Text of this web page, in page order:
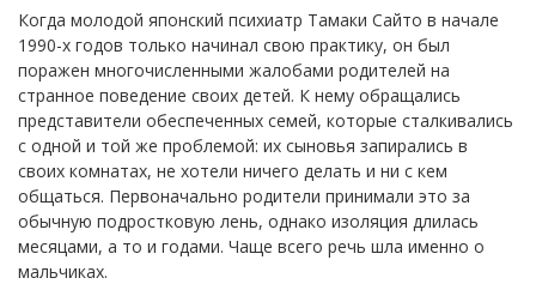
Когда молодой японский психиатр Тамаки Сайто в начале
1990-х годов только начинал свою практику, он был
поражен многочисленными жалобами родителей на
странное поведение своих детей. К нему обращались
представители обеспеченных семей, которые сталкивались
с одной и той же проблемой: их сыновья запирались в
своих комнатах, не хотели ничего делать и ни с кем
общаться. Первоначально родители принимали это за
обычную подростковую лень, однако изоляция длилась
месяцами, а то и годами. Чаще всего речь шла именно о
мальчиках.